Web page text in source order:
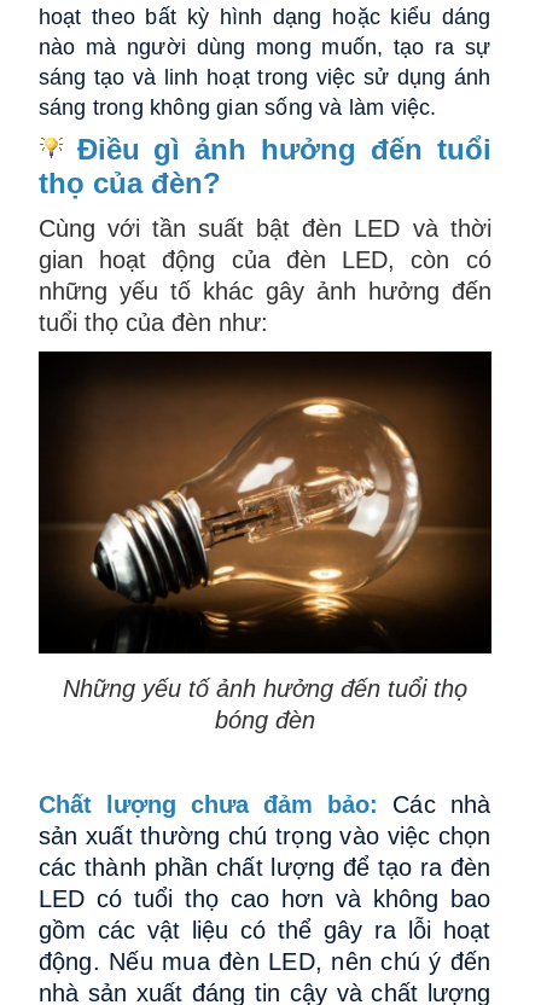
hoạt theo bất kỳ hình dạng hoặc kiểu dáng
nào mà người dùng mong muốn, tạo ra sự
sáng tạo và linh hoạt trong việc sử dụng ánh
sáng trong không gian sống và làm việc.
Điều gì ảnh hưởng đến tuổi
thọ của đèn?
Cùng với tần suất bật đèn LED và thời
gian hoạt động của đèn LED, còn có
những yếu tố khác gây ảnh hưởng đến
tuổi thọ của đèn như:
Những yếu tố ảnh hưởng đến tuổi thọ
bóng đèn
Chất lượng chưa đảm bảo: Các nhà
sản xuất thường chú trọng vào việc chọn
các thành phần chất lượng để tạo ra đèn
LED có tuổi thọ cao hơn và không bao
gồm các vật liệu có thể gây ra lỗi hoạt
động. Nếu mua đèn LED, nên chú ý đến
nhà sản xuất đáng tin cậy và chất lượng